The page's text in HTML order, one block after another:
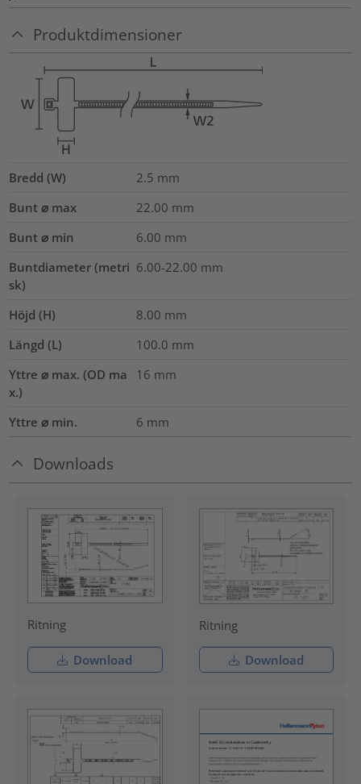
Produktdimensioner
Bredd (W) 2.5 mm
Bunt ⌀ max
22.00 mm
Bunt ⌀ min
6.00 mm
Buntdiameter (metri
sk)
6.00-22.00 mm
Höjd (H) 8.00 mm
Längd (L)
100.0 mm
Yttre ⌀ max. (OD ma
x.)
16 mm
Yttre ⌀ min. 6 mm
Downloads
Ritning
Download
Ritning
Download